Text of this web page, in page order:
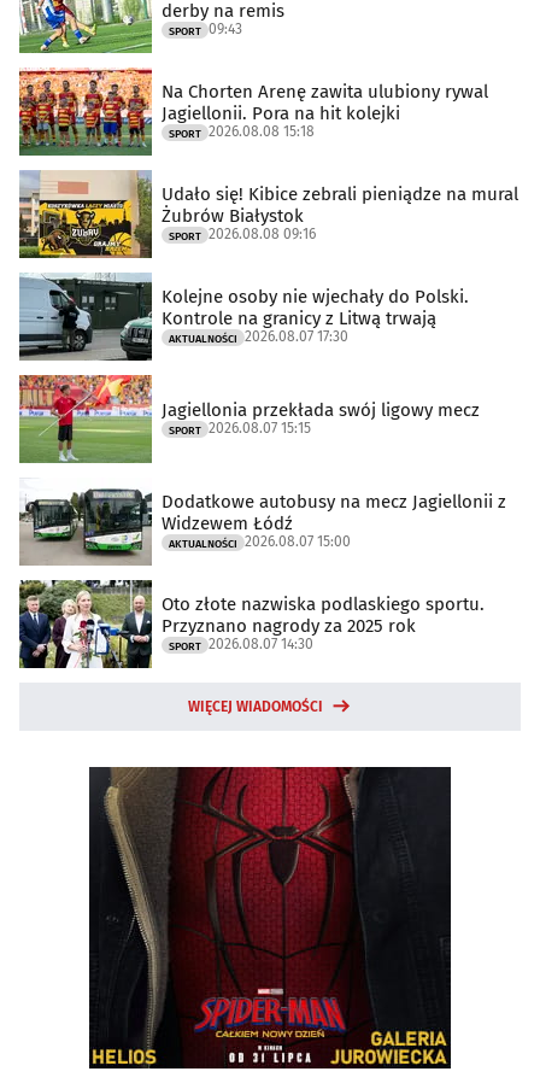
derby na remis
SPORT 09:43
Na Chorten Arenę zawita ulubiony rywal
Jagiellonii. Pora na hit kolejki
SPORT 2026.08.08 15:18
Udało się! Kibice zebrali pieniądze na mural
Żubrów Białystok
SPORT 2026.08.08 09:16
Kolejne osoby nie wjechały do Polski.
Kontrole na granicy z Litwą trwają
AKTUALNOŚCI 2026.08.07 17:30
Jagiellonia przekłada swój ligowy mecz
SPORT 2026.08.07 15:15
Dodatkowe autobusy na mecz Jagiellonii z
Widzewem Łódź
AKTUALNOŚCI 2026.08.07 15:00
Oto złote nazwiska podlaskiego sportu.
Przyznano nagrody za 2025 rok
SPORT 2026.08.07 14:30
WIĘCEJ WIADOMOŚCI